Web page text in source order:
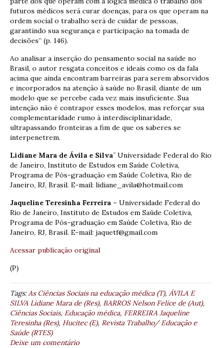
futuros médicos será curar doenças, para os que operam na
ordem social o trabalho será de cuidar de pessoas,
garantindo sua segurança e participação na tomada de
decisões” (p. 146).
Ao analisar a inserção do pensamento social na saúde no
Brasil, o autor resgata conceitos e ideais como os da fala
acima que ainda encontram barreiras para serem absorvidos
e incorporados na atenção à saúde no Brasil, diante de um
modelo que se percebe cada vez mais insuficiente. Sua
intenção não é contrapor esses modelos, mas reforçar sua
complementaridade rumo à interdisciplinaridade,
ultrapassando fronteiras a fim de que os saberes se
interpenetrem.
Lidiane Mara de Ávila e Silva– Universidade Federal do Rio
de Janeiro, Instituto de Estudos em Saúde Coletiva,
Programa de Pós-graduação em Saúde Coletiva, Rio de
Janeiro, RJ, Brasil. E-mail: lidiane_avila@hotmail.com
Jaqueline Teresinha Ferreira – Universidade Federal do
Rio de Janeiro, Instituto de Estudos em Saúde Coletiva,
Programa de Pós-graduação em Saúde Coletiva, Rio de
Janeiro, RJ, Brasil. E-mail: jaquetf@gmail.com
Acessar publicação original
(P)
Tags:As Ciências Sociais na educação médica (T), ÁVILA E
SILVA Lidiane Mara de (Res), BARROS Nelson Felice de (Aut),
Ciências Sociais, Educação médica, FERREIRA Jaqueline
Teresinha (Res), Hucitec (E), Revista Trabalho/ Educação e
Saúde (RTES)
Deixe um comentário